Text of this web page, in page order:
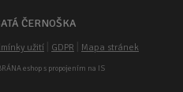
ČERNOŠKA
užití GDPR Mapa stránek
eshop s propojením na IS